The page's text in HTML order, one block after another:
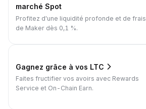
marché Spot
Profitez d'une liquidité profonde et de frais
de Maker dès 0,1 %.
Gagnez grâce à vos LTC
Faites fructifier vos avoirs avec Rewards
Service et On-Chain Earn.